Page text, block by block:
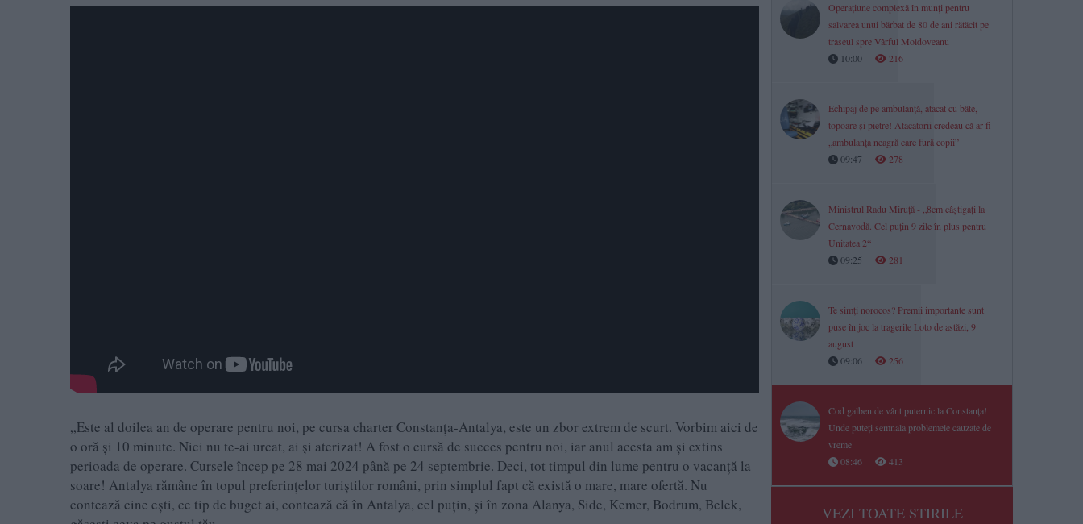
„Este al doilea an de operare pentru noi, pe cursa charter Constanța-Antalya, este un zbor extrem de scurt. Vorbim aici de
o oră și 10 minute. Nici nu te-ai urcat, ai și aterizat! A fost o cursă de succes pentru noi, iar anul acesta am și extins
perioada de operare. Cursele încep pe 28 mai 2024 până pe 24 septembrie. Deci, tot timpul din lume pentru o vacanță la
soare! Antalya rămâne în topul preferințelor turiștilor români, prin simplul fapt că există o mare, mare ofertă. Nu
contează cine ești, ce tip de buget ai, contează că în Antalya, cel puțin, și în zona Alanya, Side, Kemer, Bodrum, Belek,
Operațiune complexă în munți pentru
salvarea unui bărbat de 80 de ani rătăcit pe
traseul spre Vârful Moldoveanu
10:00
216
Echipaj de pe ambulanță, atacat cu bâte,
topoare şi pietre! Atacatorii credeau că ar fi
„ambulanţa neagră care fură copii”
09:47
278
Ministrul Radu Miruță - „8cm câștigați la
Cernavodă. Cel puțin 9 zile în plus pentru
Unitatea 2“
09:25
281
Te simți norocos? Premii importante sunt
puse în joc la tragerile Loto de astăzi, 9
august
09:06
256
Cod galben de vânt puternic la Constanța!
Unde puteți semnala problemele cauzate de
vreme
08:46
413
VEZI TOATE STIRILE